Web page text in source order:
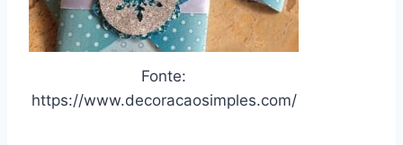
Fonte:
https://www.decoracaosimples.com/